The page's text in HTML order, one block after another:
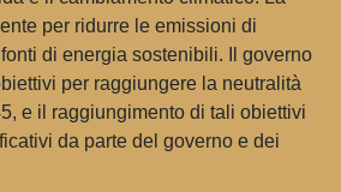
per ridurre le emissioni di
di energia sostenibili. Il governo
per raggiungere la neutralità
e il raggiungimento di tali obiettivi
da parte del governo e dei